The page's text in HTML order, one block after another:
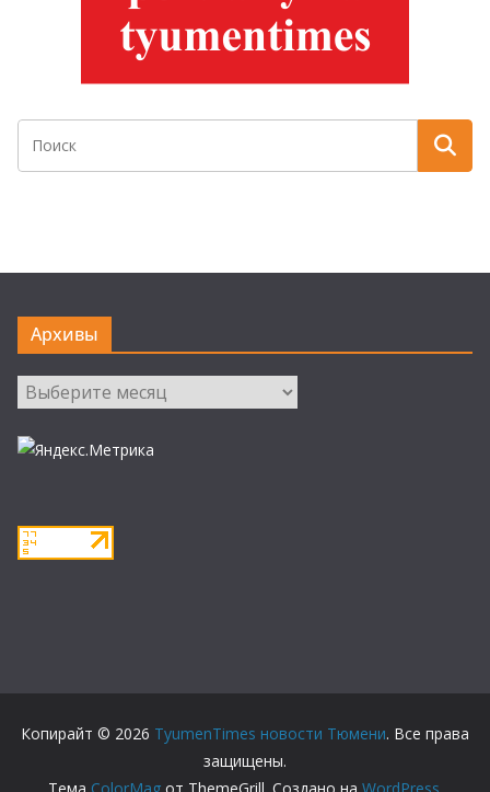
Архивы
Архивы
Копирайт © 2026 TyumenTimes новости Тюмени. Все права
защищены.